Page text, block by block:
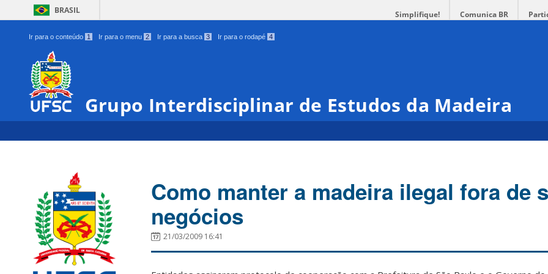
BRASIL Simplifique! Comunica BR
Ir para o conteúdo 1 Ir para o menu 2 Ir para a busca 3 Ir para o rodapé 4
Grupo Interdisciplinar de Estudos da Madeira
Como manter a madeira ilegal fora de
negócios
21/03/2009 16:41